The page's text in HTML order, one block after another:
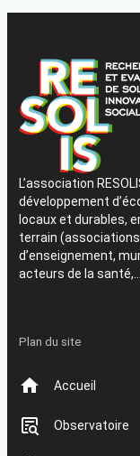
L’association
développement
locaux et durables,
terrain
d’enseignement,
acteurs de la
Plan du site
Accueil
Observatoire